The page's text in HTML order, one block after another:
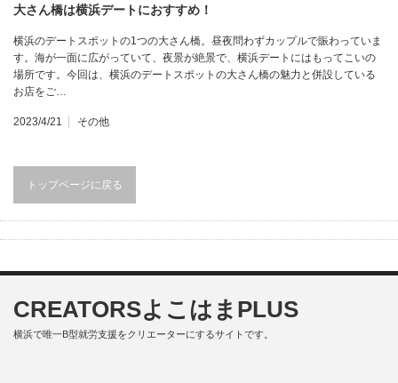
大さん橋は横浜デートにおすすめ！
横浜のデートスポットの1つの大さん橋。昼夜問わずカップルで賑わっていま
す。海が一面に広がっていて、夜景が絶景で、横浜デートにはもってこいの
場所です。今回は、横浜のデートスポットの大さん橋の魅力と併設している
お店をご…
2023/4/21 その他
トップページに戻る
CREATORSよこはまPLUS
横浜で唯一B型就労支援をクリエーターにするサイトです。